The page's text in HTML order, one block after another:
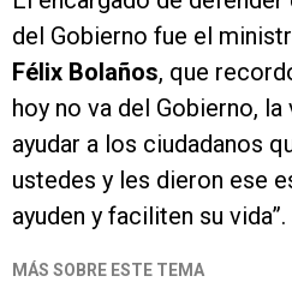
del Gobierno fue el
Félix Bolaños, que
hoy no va del Gobierno,
ayudar a los ciudadanos
ustedes y les dieron ese
ayuden y faciliten su vida”.
MÁS SOBRE ESTE TEMA